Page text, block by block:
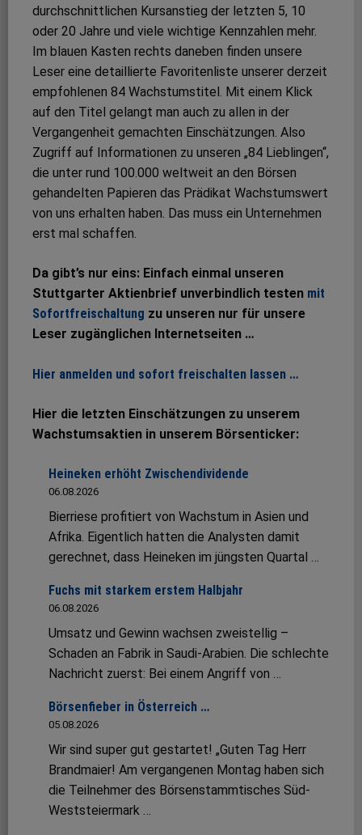
durchschnittlichen Kursanstieg der letzten 5, 10
oder 20 Jahre und viele wichtige Kennzahlen mehr.
Im blauen Kasten rechts daneben finden unsere
Leser eine detaillierte Favoritenliste unserer derzeit
empfohlenen 84 Wachstumstitel. Mit einem Klick
auf den Titel gelangt man auch zu allen in der
Vergangenheit gemachten Einschätzungen. Also
Zugriff auf Informationen zu unseren „84 Lieblingen“,
die unter rund 100.000 weltweit an den Börsen
gehandelten Papieren das Prädikat Wachstumswert
von uns erhalten haben. Das muss ein Unternehmen
erst mal schaffen.
Da gibt’s nur eins: Einfach einmal unseren
Stuttgarter Aktienbrief unverbindlich testen mit
Sofortfreischaltung zu unseren nur für unsere
Leser zugänglichen Internetseiten …
Hier anmelden und sofort freischalten lassen …
Hier die letzten Einschätzungen zu unserem
Wachstumsaktien in unserem Börsenticker:
Heineken erhöht Zwischendividende
06.08.2026
Bierriese profitiert von Wachstum in Asien und
Afrika. Eigentlich hatten die Analysten damit
gerechnet, dass Heineken im jüngsten Quartal …
Fuchs mit starkem erstem Halbjahr
06.08.2026
Umsatz und Gewinn wachsen zweistellig –
Schaden an Fabrik in Saudi-Arabien. Die schlechte
Nachricht zuerst: Bei einem Angriff von …
Börsenfieber in Österreich …
05.08.2026
Wir sind super gut gestartet! „Guten Tag Herr
Brandmaier! Am vergangenen Montag haben sich
die Teilnehmer des Börsenstammtisches Süd-
Weststeiermark …